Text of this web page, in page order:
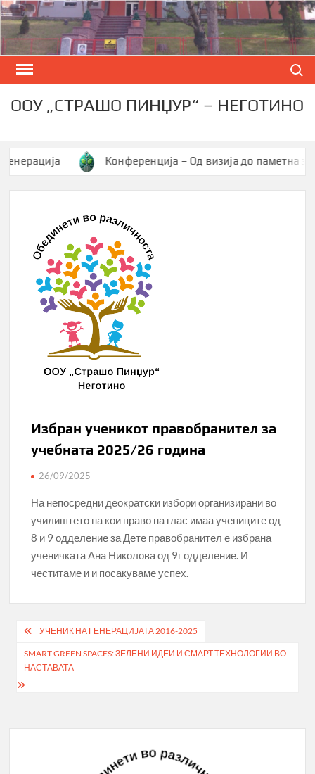
Skip
to
content
ООУ „СТРАШО ПИНЏУР“ – НЕГОТИНО
Конференција – Од визија до паметна
Избран ученикот правобранител за
учебната 2025/26 година
26/09/2025
На непосредни деократски избори организирани во
училиштето на кои право на глас имаа учениците од
8 и 9 одделение за Дете правобранител е избрана
ученичката Ана Николова од 9г одделение. И
честитаме и и посакуваме успех.
Post
navigation
УЧЕНИК НА ГЕНЕРАЦИЈАТА 2016-2025
SMART GREEN SPACES: ЗЕЛЕНИ ИДЕИ И СМАРТ ТЕХНОЛОГИИ ВО
НАСТАВАТА